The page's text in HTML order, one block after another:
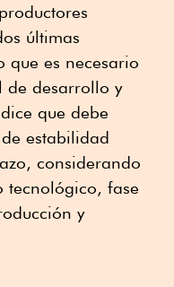
últimas
que es necesario
de desarrollo y
que debe
estabilidad
considerando
tecnológico, fase
y